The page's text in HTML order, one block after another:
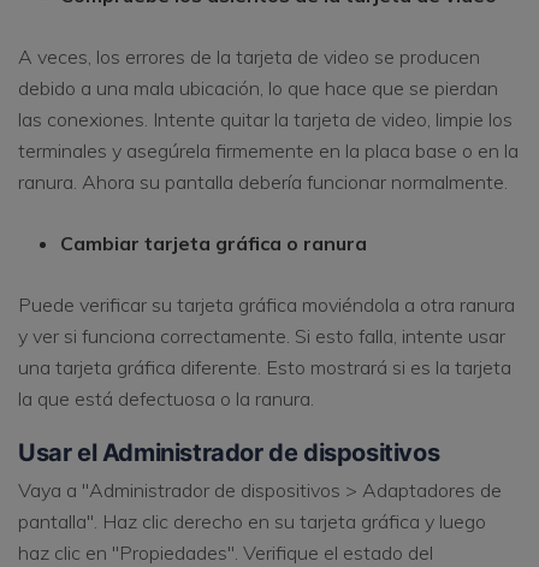
A veces, los errores de la tarjeta de video se producen
debido a una mala ubicación, lo que hace que se pierdan
las conexiones. Intente quitar la tarjeta de video, limpie los
terminales y asegúrela firmemente en la placa base o en la
ranura. Ahora su pantalla debería funcionar normalmente.
Cambiar tarjeta gráfica o ranura
Puede verificar su tarjeta gráfica moviéndola a otra ranura
y ver si funciona correctamente. Si esto falla, intente usar
una tarjeta gráfica diferente. Esto mostrará si es la tarjeta
la que está defectuosa o la ranura.
Usar el Administrador de dispositivos
Vaya a "Administrador de dispositivos > Adaptadores de
pantalla". Haz clic derecho en su tarjeta gráfica y luego
haz clic en "Propiedades". Verifique el estado del